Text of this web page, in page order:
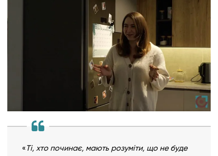
« Ті, хто починає, мають розуміти, що не буде